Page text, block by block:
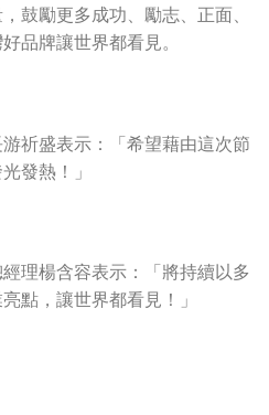
鼓勵更多成功、勵志、正面、
品牌讓世界都看見。
祈盛表示：「希望藉由這次節
發熱！」
理楊含容表示：「將持續以多
點，讓世界都看見！」